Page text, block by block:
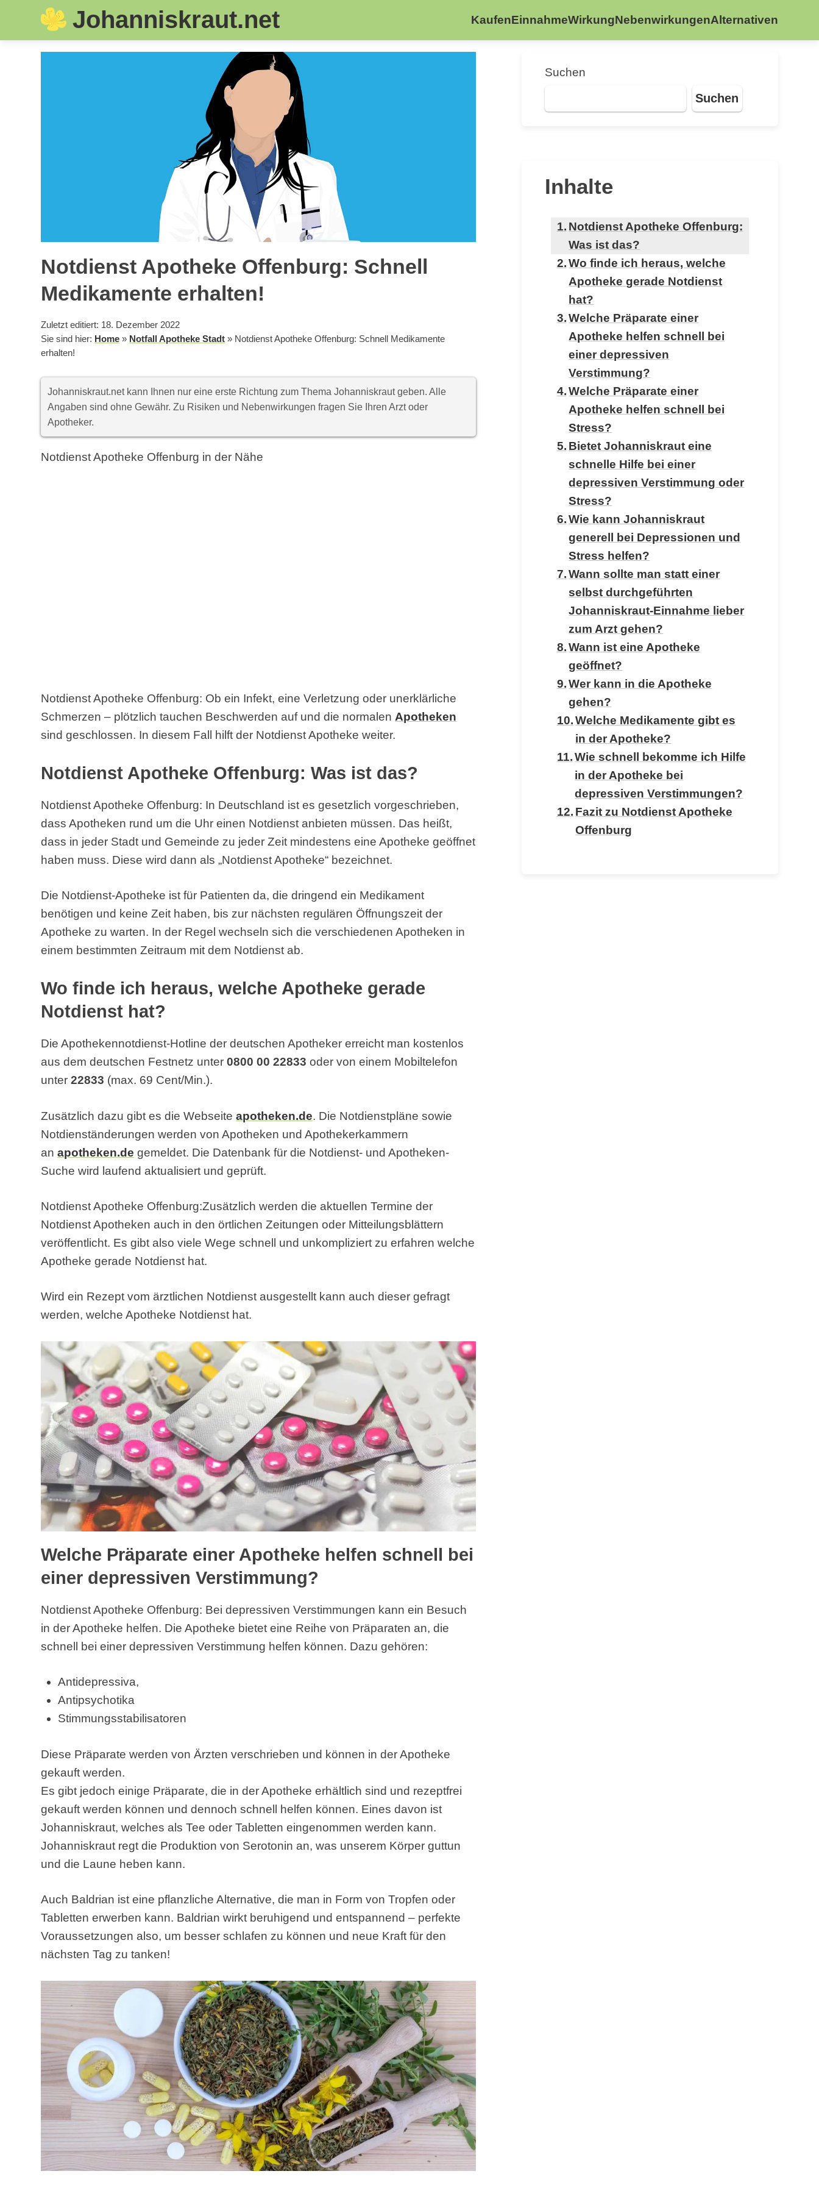
Johanniskraut.net KaufenEinnahmeWirkungNebenwirkungenAlternativen
Notdienst Apotheke Offenburg: Schnell
Medikamente erhalten!
Zuletzt editiert: 18. Dezember 2022
Sie sind hier: Home » Notfall Apotheke Stadt » Notdienst Apotheke Offenburg: Schnell Medikamente
erhalten!
Johanniskraut.net kann Ihnen nur eine erste Richtung zum Thema Johanniskraut geben. Alle
Angaben sind ohne Gewähr. Zu Risiken und Nebenwirkungen fragen Sie Ihren Arzt oder
Apotheker.
Notdienst Apotheke Offenburg in der Nähe
Notdienst Apotheke Offenburg: Ob ein Infekt, eine Verletzung oder unerklärliche
Schmerzen – plötzlich tauchen Beschwerden auf und die normalen Apotheken
sind geschlossen. In diesem Fall hilft der Notdienst Apotheke weiter.
Notdienst Apotheke Offenburg: Was ist das?
Notdienst Apotheke Offenburg: In Deutschland ist es gesetzlich vorgeschrieben,
dass Apotheken rund um die Uhr einen Notdienst anbieten müssen. Das heißt,
dass in jeder Stadt und Gemeinde zu jeder Zeit mindestens eine Apotheke geöffnet
haben muss. Diese wird dann als „Notdienst Apotheke“ bezeichnet.
Die Notdienst-Apotheke ist für Patienten da, die dringend ein Medikament
benötigen und keine Zeit haben, bis zur nächsten regulären Öffnungszeit der
Apotheke zu warten. In der Regel wechseln sich die verschiedenen Apotheken in
einem bestimmten Zeitraum mit dem Notdienst ab.
Wo finde ich heraus, welche Apotheke gerade
Notdienst hat?
Die Apothekennotdienst-Hotline der deutschen Apotheker erreicht man kostenlos
aus dem deutschen Festnetz unter0800 00 22833 oder von einem Mobiltelefon
unter22833 (max. 69 Cent/Min.).
Zusätzlich dazu gibt es die Webseiteapotheken.de. Die Notdienstpläne sowie
Notdienständerungen werden von Apotheken und Apothekerkammern
anapotheken.de gemeldet. Die Datenbank für die Notdienst- und Apotheken-
Suche wird laufend aktualisiert und geprüft.
Notdienst Apotheke Offenburg:Zusätzlich werden die aktuellen Termine der
Notdienst Apotheken auch in den örtlichen Zeitungen oder Mitteilungsblättern
veröffentlicht. Es gibt also viele Wege schnell und unkompliziert zu erfahren welche
Apotheke gerade Notdienst hat.
Wird ein Rezept vom ärztlichen Notdienst ausgestellt kann auch dieser gefragt
werden, welche Apotheke Notdienst hat.
Welche Präparate einer Apotheke helfen schnell bei
einer depressiven Verstimmung?
Notdienst Apotheke Offenburg: Bei depressiven Verstimmungen kann ein Besuch
in der Apotheke helfen. Die Apotheke bietet eine Reihe von Präparaten an, die
schnell bei einer depressiven Verstimmung helfen können. Dazu gehören:
Antidepressiva,
Antipsychotika
Stimmungsstabilisatoren
Diese Präparate werden von Ärzten verschrieben und können in der Apotheke
gekauft werden.
Es gibt jedoch einige Präparate, die in der Apotheke erhältlich sind und rezeptfrei
gekauft werden können und dennoch schnell helfen können. Eines davon ist
Johanniskraut, welches als Tee oder Tabletten eingenommen werden kann.
Johanniskraut regt die Produktion von Serotonin an, was unserem Körper guttun
und die Laune heben kann.
Auch Baldrian ist eine pflanzliche Alternative, die man in Form von Tropfen oder
Tabletten erwerben kann. Baldrian wirkt beruhigend und entspannend – perfekte
Voraussetzungen also, um besser schlafen zu können und neue Kraft für den
nächsten Tag zu tanken!
Suchen
Suchen
Inhalte
Notdienst Apotheke Offenburg:
Was ist das?
Wo finde ich heraus, welche
Apotheke gerade Notdienst
hat?
Welche Präparate einer
Apotheke helfen schnell bei
einer depressiven
Verstimmung?
Welche Präparate einer
Apotheke helfen schnell bei
Stress?
Bietet Johanniskraut eine
schnelle Hilfe bei einer
depressiven Verstimmung oder
Stress?
Wie kann Johanniskraut
generell bei Depressionen und
Stress helfen?
Wann sollte man statt einer
selbst durchgeführten
Johanniskraut-Einnahme lieber
zum Arzt gehen?
Wann ist eine Apotheke
geöffnet?
Wer kann in die Apotheke
gehen?
Welche Medikamente gibt es
in der Apotheke?
Wie schnell bekomme ich Hilfe
in der Apotheke bei
depressiven Verstimmungen?
Fazit zu Notdienst Apotheke
Offenburg